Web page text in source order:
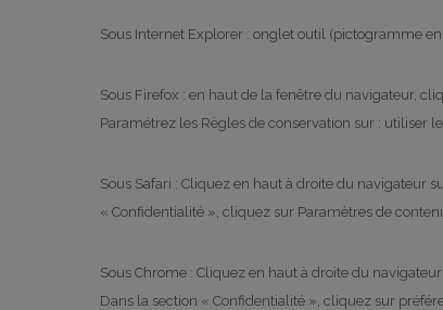
Sous Internet Explorer : onglet outil (pictogramme
Sous Firefox : en haut de la fenêtre du navigateur,
Paramétrez les Règles de conservation sur : utiliser
Sous Safari : Cliquez en haut à droite du navigateur
« Confidentialité », cliquez sur Paramètres de
Sous Chrome : Cliquez en haut à droite du
Dans la section « Confidentialité », cliquez sur